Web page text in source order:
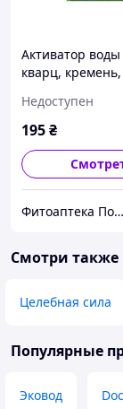
Активатор
кварц,
Недоступен
195₴
Фитоаптека Подарки Природы
Смотри также
Целебная сила
Популярные
Эковод